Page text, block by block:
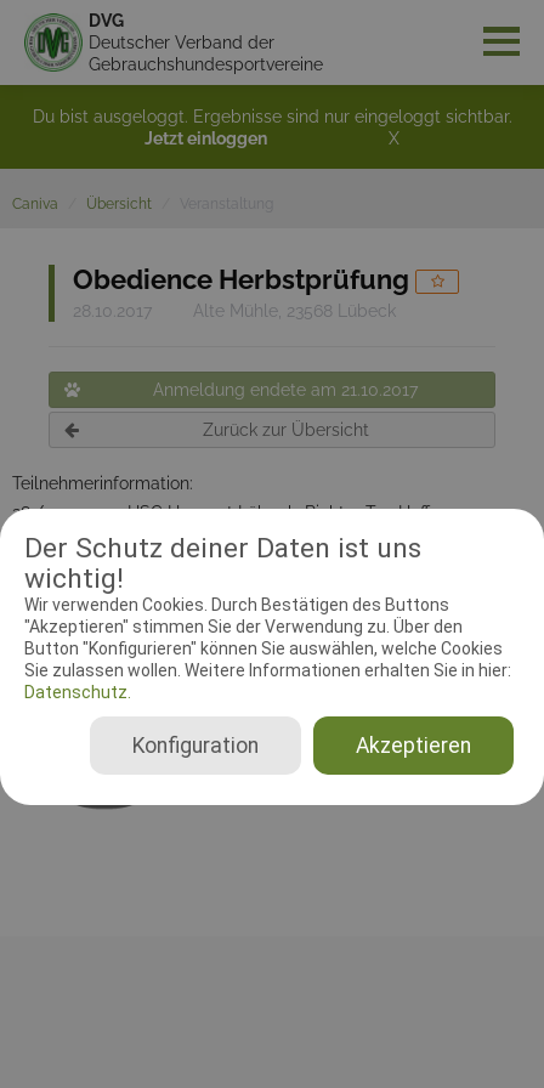
Der Schutz deiner Daten ist uns
wichtig!
Wir verwenden Cookies. Durch Bestätigen des Buttons
"Akzeptieren" stimmen Sie der Verwendung zu. Über den
Button "Konfigurieren" können Sie auswählen, welche Cookies
Sie zulassen wollen. Weitere Informationen erhalten Sie in hier:
Datenschutz.
Akzeptieren
Konfiguration
DVG
Deutscher Verband der
Gebrauchshundesportvereine
Du bist ausgeloggt. Ergebnisse sind nur eingeloggt sichtbar.
Jetzt einloggen
X
Caniva Übersicht
Obedience Herbstprüfung
28.10.2017 Alte Mühle, 23568 Lübeck
Anmeldung endete am 21.10.2017
Zurück zur Übersicht
Teilnehmerinformation:
28./29.10.2017 HSC Hanseat Lübeck. Richter Ton Hoffmannn
RICHTER UND HELFER
Leistungsrichter Steward
Ton Hoffmann